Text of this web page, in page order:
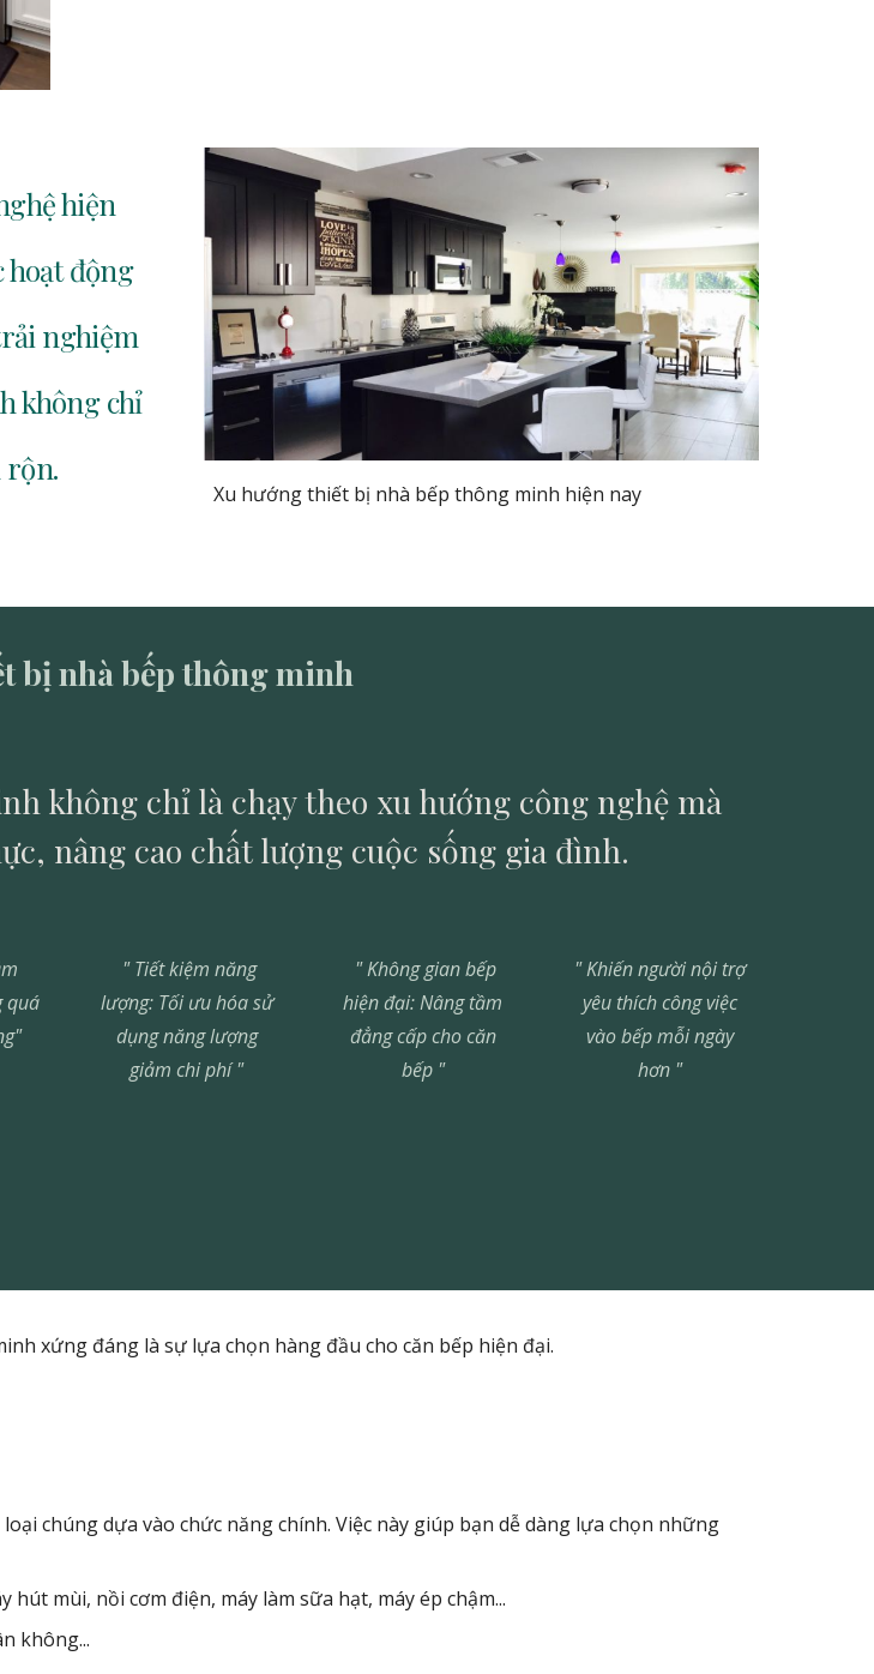
hiện
hoạt động
nghiệm
không chỉ
rộn.
Xu hướng thiết bị nhà bếp thông minh hiện nay
bị nhà bếp thông minh
không chỉ là chạy theo xu hướng công nghệ mà
nâng cao chất lượng cuộc sống gia đình.
quá
"Tiết kiệm năng
lượng: Tối ưu hóa sử
dụng năng lượng
giảm chi phí"
" Không gian bếp
hiện đại: Nâng tầm
đẳng cấp cho căn
bếp "
"Khiến người nội trợ
yêu thích công việc
vào bếp mỗi ngày
hơn "
xứng đáng là sự lựa chọn hàng đầu cho căn bếp hiện đại.
chúng dựa vào chức năng chính. Việc này giúp bạn dễ dàng lựa chọn những
mùi, nồi cơm điện, máy làm sữa hạt, máy ép chậm...
không...